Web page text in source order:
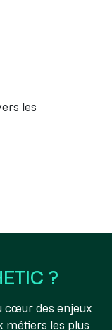
les
?
cœur des enjeux
métiers les plus